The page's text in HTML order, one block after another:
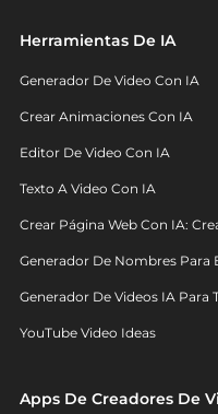
Herramientas De IA
Generador De Video Con IA
Crear Animaciones Con IA
Editor De Video Con IA
Texto A Video Con IA
Crear Página Web Con IA:
Generador De Nombres Para
Generador De Videos IA Para
YouTube Video Ideas
Apps De Creadores De